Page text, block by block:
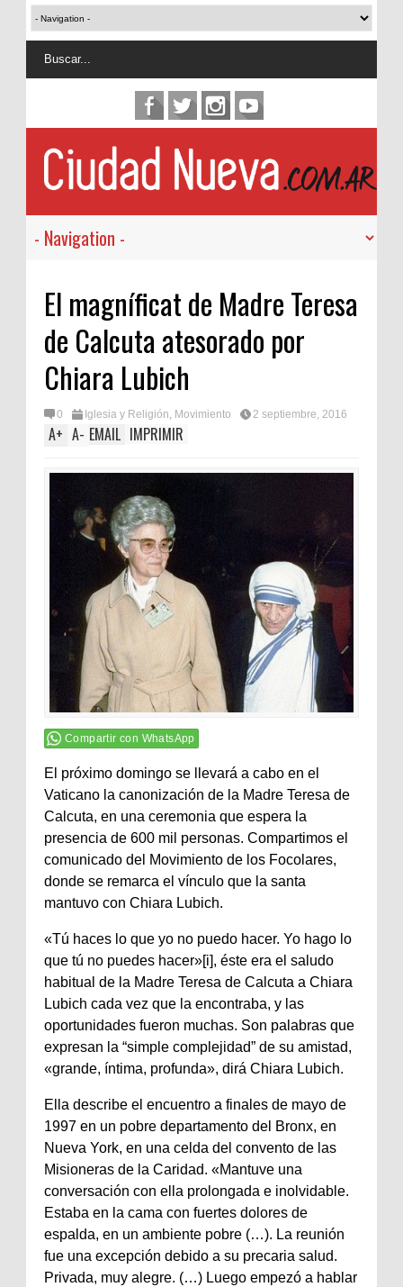
El magníficat de Madre Teresa
de Calcuta atesorado por
Chiara Lubich
0 Iglesia y Religión, Movimiento 2 septiembre, 2016
A+ A- EMAIL IMPRIMIR
Compartir con WhatsApp
El próximo domingo se llevará a cabo en el
Vaticano la canonización de la Madre Teresa de
Calcuta, en una ceremonia que espera la
presencia de 600 mil personas. Compartimos el
comunicado del Movimiento de los Focolares,
donde se remarca el vínculo que la santa
mantuvo con Chiara Lubich.
«Tú haces lo que yo no puedo hacer. Yo hago lo
que tú no puedes hacer»[i], éste era el saludo
habitual de la Madre Teresa de Calcuta a Chiara
Lubich cada vez que la encontraba, y las
oportunidades fueron muchas. Son palabras que
expresan la “simple complejidad” de su amistad,
«grande, íntima, profunda», dirá Chiara Lubich.
Ella describe el encuentro a finales de mayo de
1997 en un pobre departamento del Bronx, en
Nueva York, en una celda del convento de las
Misioneras de la Caridad. «Mantuve una
conversación con ella prolongada e inolvidable.
Estaba en la cama con fuertes dolores de
espalda, en un ambiente pobre (…). La reunión
fue una excepción debido a su precaria salud.
Privada, muy alegre. (…) Luego empezó a hablar